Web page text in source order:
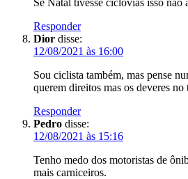
Responder
Dior disse:
12/08/2021 às 16:00
Sou ciclista também, mas pense
querem direitos mas os deveres
Responder
Pedro disse:
12/08/2021 às 15:16
Tenho medo dos motoristas de
mais carniceiros.